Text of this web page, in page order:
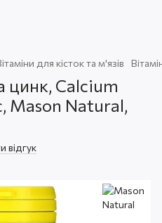
для кісток та м'язів
цинк, Calcium
Mason Natural,
відгук